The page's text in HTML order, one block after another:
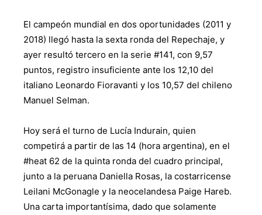
El campeón mundial en dos oportunidades (2011 y
2018) llegó hasta la sexta ronda del Repechaje, y
ayer resultó tercero en la serie #141, con 9,57
puntos, registro insuficiente ante los 12,10 del
italiano Leonardo Fioravanti y los 10,57 del chileno
Manuel Selman.
Hoy será el turno de Lucía Indurain, quien
competirá a partir de las 14 (hora argentina), en el
#heat 62 de la quinta ronda del cuadro principal,
junto a la peruana Daniella Rosas, la costarricense
Leilani McGonagle y la neocelandesa Paige Hareb.
Una carta importantísima, dado que solamente